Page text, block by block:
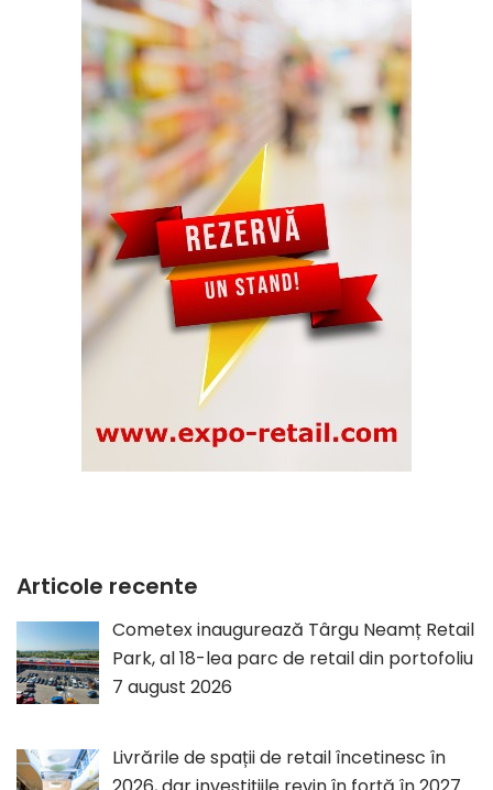
Articole recente
Cometex inaugurează Târgu Neamț Retail
Park, al 18-lea parc de retail din portofoliu
7 august 2026
Livrările de spații de retail încetinesc în